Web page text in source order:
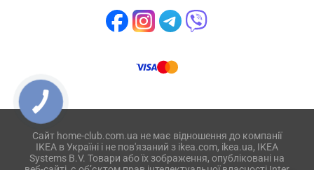
Сайт home-club.com.ua не має відношення до компанії
IKEA в Україні і не пов'язаний з ikea.com, ikea.ua, IKEA
Systems B.V. Товари або їх зображення, опубліковані на